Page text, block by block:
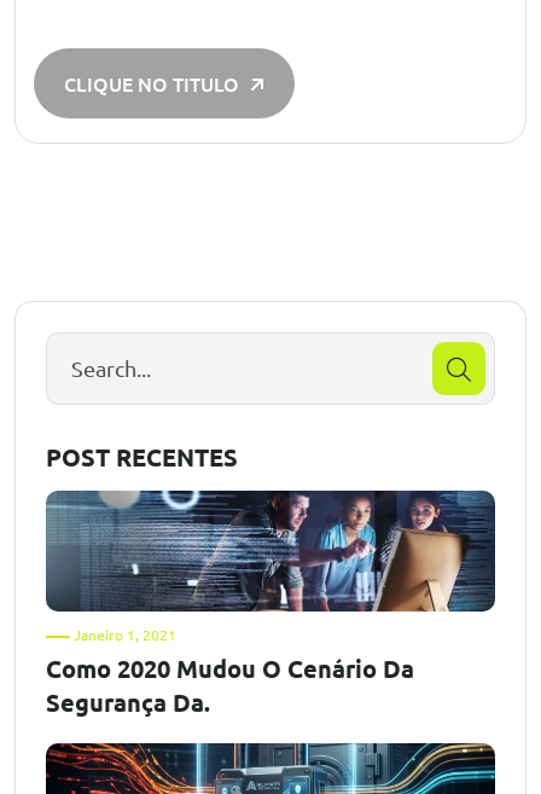
CLIQUE NO TITULO
POST RECENTES
Janeiro 1, 2021
Como 2020 Mudou O Cenário Da
Segurança Da.